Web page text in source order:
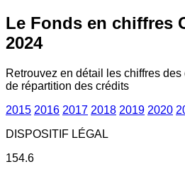
Le Fonds en chiffres
2024
Retrouvez en détail les chiffres
de répartition des crédits
2015 2016 2017 2018 2019 2020
DISPOSITIF LÉGAL
154.6